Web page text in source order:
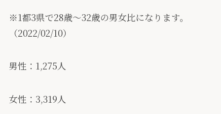
※1都3県で28歳〜32歳の男女比になります。
（2022/02/10）
男性：1,275人
女性：3,319人